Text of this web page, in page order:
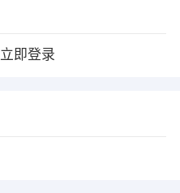
立即登录